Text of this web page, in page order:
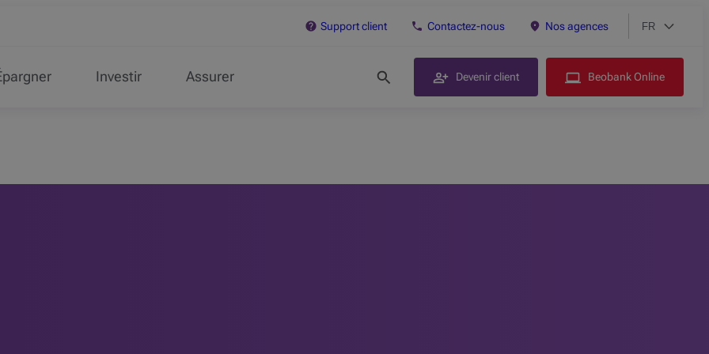
Support client Contactez-nous Nos agences FR
Choix de
Version
Investir Assurer Devenir client Beobank Online